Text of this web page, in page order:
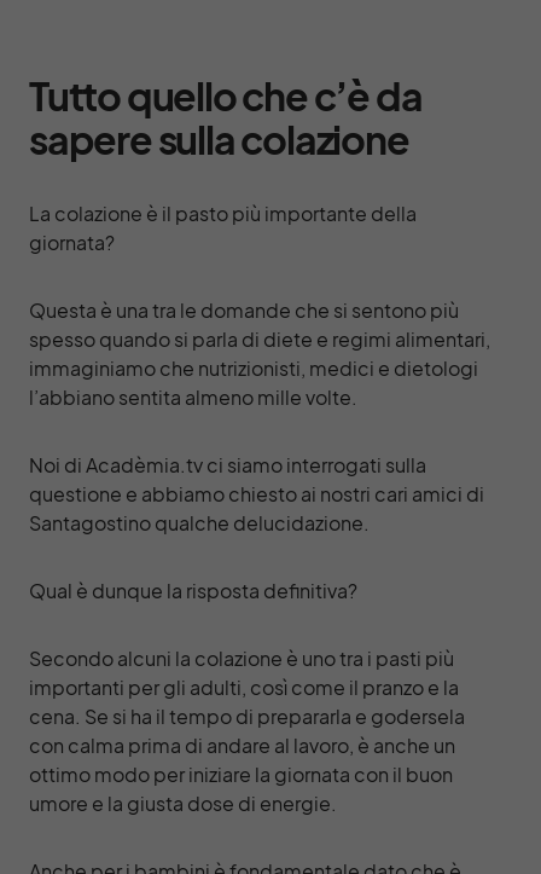
Tutto quello che c’è da
sapere sulla colazione
La colazione è il pasto più importante della
giornata?
Questa è una tra le domande che si sentono più
spesso quando si parla di diete e regimi alimentari,
immaginiamo che nutrizionisti, medici e dietologi
l’abbiano sentita almeno mille volte.
Noi diAcadèmia.tvci siamo interrogati sulla
questione e abbiamo chiesto ai nostri cari amici di
Santagostinoqualche delucidazione.
Qual è dunque la risposta definitiva?
Secondo alcuni la colazione è uno tra i pasti più
importanti per gli adulti, così come il pranzo e la
cena. Se si ha il tempo di prepararla e godersela
con calma prima di andare al lavoro, è anche un
ottimo modo per iniziare la giornata con il buon
umore e la giusta dose di energie.